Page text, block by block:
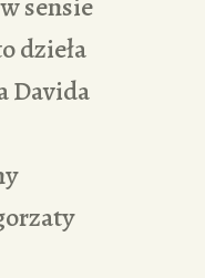
dzieła
Davida